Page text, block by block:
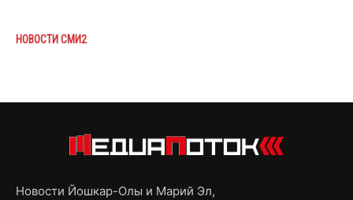
НОВОСТИ СМИ2
Новости Йошкар-Олы и Марий Эл,